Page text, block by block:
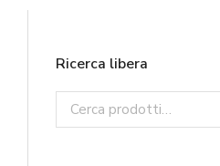
Ricerca libera